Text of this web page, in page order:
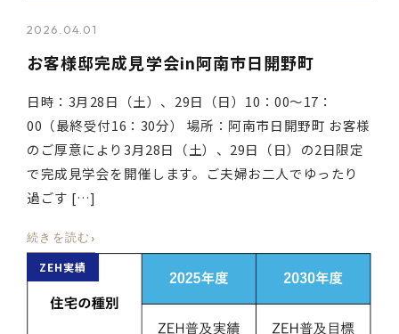
2026.04.01
お客様邸完成見学会in阿南市日開野町
日時：3月28日（土）、29日（日）10：00～17：
00（最終受付16：30分） 場所：阿南市日開野町 お客様
のご厚意により3月28日（土）、29日（日）の2日限定
で完成見学会を開催します。ご夫婦お二人でゆったり
過ごす […]
続きを読む ›
ZEH実績